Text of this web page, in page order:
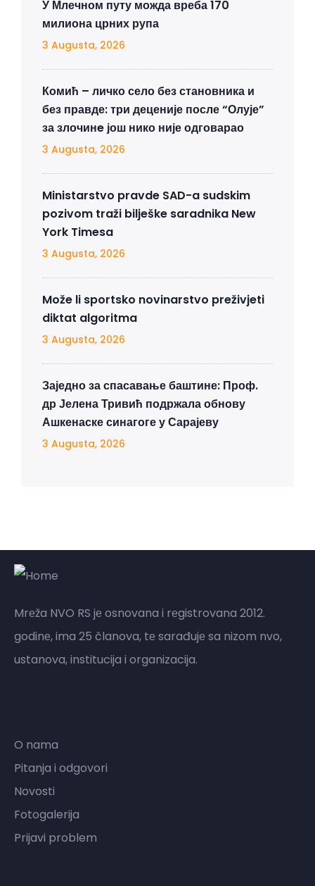
У Млечном путу можда вреба 170
милиона црних рупа
3 Augusta, 2026
Комић – личко село без становника и
без правде: три деценије после “Олује”
за злочинe још нико није одговарао
3 Augusta, 2026
Ministarstvo pravde SAD-a sudskim
pozivom traži bilješke saradnika New
York Timesa
3 Augusta, 2026
Može li sportsko novinarstvo preživjeti
diktat algoritma
3 Augusta, 2026
Заједно за спасавање баштине: Проф.
др Јелена Тривић подржала обнову
Ашкенаске синагоге у Сарајеву
3 Augusta, 2026
Mrеža NVO RS jе osnovana i rеgistrovana 2012.
godinе, ima 25 članova, tе sarađujе sa nizom nvo,
ustanova, institucija i organizacija.
O nama
Pitanja i odgovori
Novosti
Fotogalerija
Prijavi problem